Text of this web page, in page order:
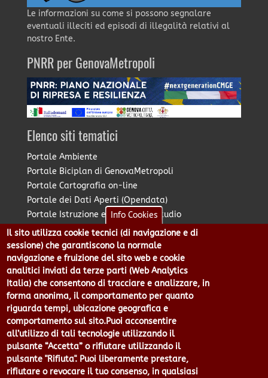
Le informazioni su come si possono segnalare
eventuali illeciti ed episodi di illegalità relativi al
nostro Ente.
PNRR per GenovaMetropoli
Elenco siti tematici
Portale Ambiente
Portale Biciplan di GenovaMetropoli
Portale Cartografia on-line
Portale dei Dati Aperti (Opendata)
Portale Istruzione e Diritto allo Studio
Portale Marketing Territoriale
Portale Piano Strategico Metropolitano
Portale PUMS di GenovaMetropoli
Portale Stazione Unica Appaltante
Pratico: procedimenti e istanze online
Città Metropolitana di Genova - Piazzale Mazzini 2 -16122 -
Genova | CF:80007350103 - P.Iva: 00949170104 | Codice IPA: cmge
Centralino 010 54991 Fax 010 5499244 URP 010 5499456
Num.Verde 800 509420 | P.E.C.:
Info Cookies
Il sito utilizza cookie tecnici (di navigazione e di
sessione) che garantiscono la normale
navigazione e fruizione del sito web e cookie
analitici inviati da terze parti (Web Analytics
Italia) che consentono di tracciare e analizzare, in
forma anonima, il comportamento per quanto
riguarda tempi, ubicazione geografica e
comportamento sul sito.Puoi acconsentire
all’utilizzo di tali tecnologie utilizzando il
pulsante “Accetta” o rifiutare utilizzando il
pulsante "Rifiuta". Puoi liberamente prestare,
rifiutare o revocare il tuo consenso, in qualsiasi